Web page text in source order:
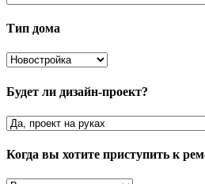
Тип дома
Будет ли дизайн-проект?
Когда вы хотите приступить к